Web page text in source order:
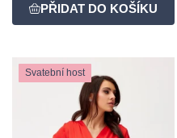
Svatební host